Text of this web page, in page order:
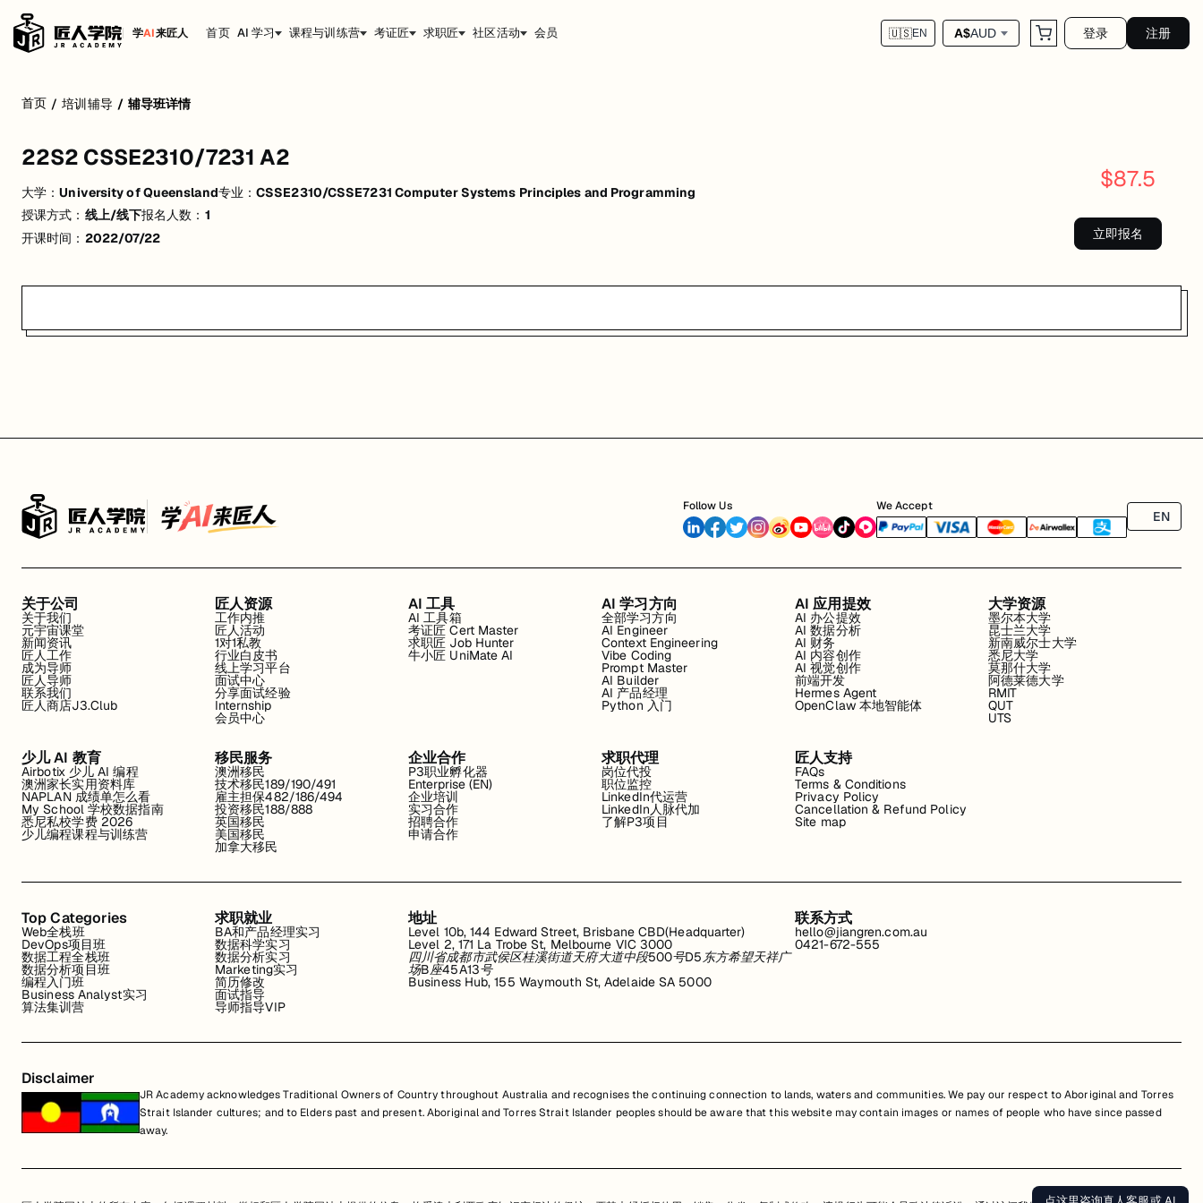
学AI来匠人 首页 AI 学习 课程与训练营 考证匠 求职匠 社区活动 会员 🇺🇸EN A$AUD 登录 注册
22S2 CSSE2310/7231 A2
开始日期: 2022/7/22
已有 1 名同学报名参加
关联大学:University of Queensland
首页 / 培训辅导 / 辅导班详情
22S2 CSSE2310/7231 A2
大学：University of Queensland专业：CSSE2310/CSSE7231 Computer Systems Principles and Programming
授课方式： 线上/线下报名人数： 1
开课时间： 2022/07/22
$87.5
立即报名
Follow Us We Accept
EN
关于公司
关于我们
元宇宙课堂
新闻资讯
匠人工作
成为导师
匠人导师
联系我们
匠人商店J3.Club
匠人资源
工作内推
匠人活动
1对1私教
行业白皮书
线上学习平台
面试中心
分享面试经验
Internship
会员中心
AI 工具
AI 工具箱
考证匠 Cert Master
求职匠 Job Hunter
牛小匠 UniMate AI
AI 学习方向
全部学习方向
AI Engineer
Context Engineering
Vibe Coding
Prompt Master
AI Builder
AI 产品经理
Python 入门
AI 应用提效
AI 办公提效
AI 数据分析
AI 财务
AI 内容创作
AI 视觉创作
前端开发
Hermes Agent
OpenClaw 本地智能体
大学资源
墨尔本大学
昆士兰大学
新南威尔士大学
悉尼大学
莫那什大学
阿德莱德大学
RMIT
QUT
UTS
少儿 AI 教育
Airbotix 少儿 AI 编程
澳洲家长实用资料库
NAPLAN 成绩单怎么看
My School 学校数据指南
悉尼私校学费 2026
少儿编程课程与训练营
移民服务
澳洲移民
技术移民189/190/491
雇主担保482/186/494
投资移民188/888
英国移民
美国移民
加拿大移民
企业合作
P3职业孵化器
Enterprise (EN)
企业培训
实习合作
招聘合作
申请合作
求职代理
岗位代投
职位监控
LinkedIn代运营
LinkedIn人脉代加
了解P3项目
匠人支持
FAQs
Terms & Conditions
Privacy Policy
Cancellation & Refund Policy
Site map
Top Categories
Web全栈班
DevOps项目班
数据工程全栈班
数据分析项目班
编程入门班
Business Analyst实习
算法集训营
求职就业
BA和产品经理实习
数据科学实习
数据分析实习
Marketing实习
简历修改
面试指导
导师指导VIP
地址
Level 10b, 144 Edward Street, Brisbane CBD(Headquarter)
Level 2, 171 La Trobe St, Melbourne VIC 3000
四川省成都市武侯区桂溪街道天府大道中段500号D5东方希望天祥广
场B座45A13号
Business Hub, 155 Waymouth St, Adelaide SA 5000
联系方式
hello@jiangren.com.au
0421-672-555
Disclaimer
JR Academy acknowledges Traditional Owners of Country throughout Australia and recognises the continuing connection to lands, waters and communities. We pay our respect to Aboriginal and Torres
Strait Islander cultures; and to Elders past and present. Aboriginal and Torres Strait Islander peoples should be aware that this website may contain images or names of people who have since passed
away.